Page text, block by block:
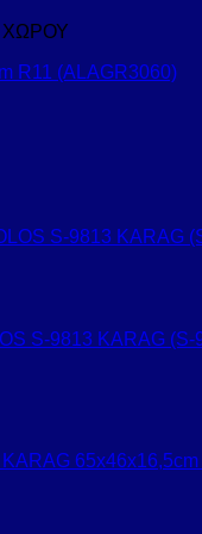
ΧΩΡΟΥ
R11 (ALAGR3060)
S-9813 KARAG (S-